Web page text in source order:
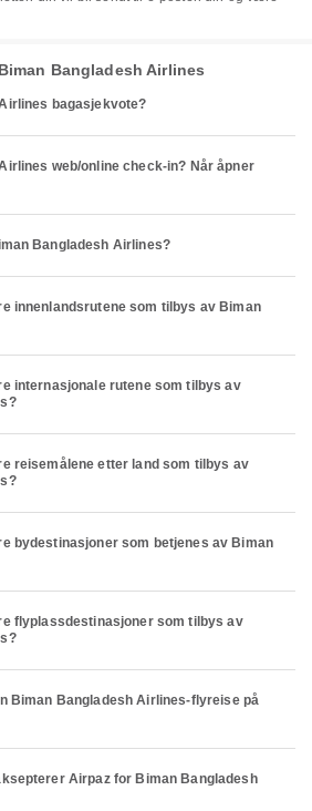
Bangladesh Airlines
bagasjekvote?
web/online check-in? Når åpner
Bangladesh Airlines?
innenlandsrutene som tilbys av Biman
internasjonale rutene som tilbys av
reisemålene etter land som tilbys av
bydestinasjoner som betjenes av Biman
flyplassdestinasjoner som tilbys av
Biman Bangladesh Airlines-flyreise på
Airpaz for Biman Bangladesh